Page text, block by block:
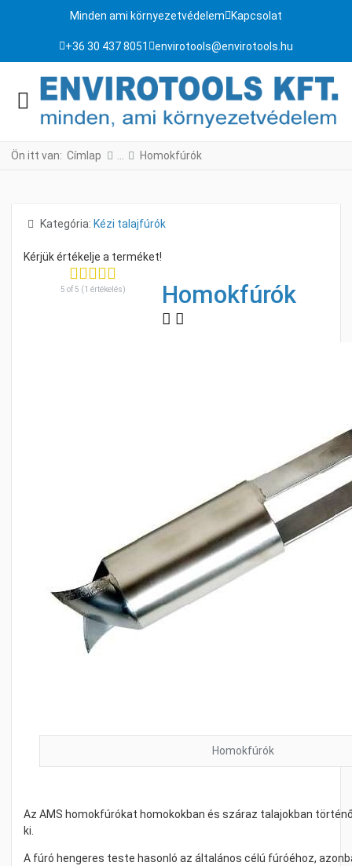
Minden ami környezetvédelem Kapcsolat
+36 30 437 8051 envirotools@envirotools.hu
Ön itt van: Címlap Homokfúrók
Részletek
Kategória: Kézi talajfúrók
5 of 5 (1 értékelés) Homokfúrók
Homokfúrók
Az AMS homokfúrókat homokokban és száraz talajokban
ki.
A fúró hengeres teste hasonló az általános célú fúróéhoz,